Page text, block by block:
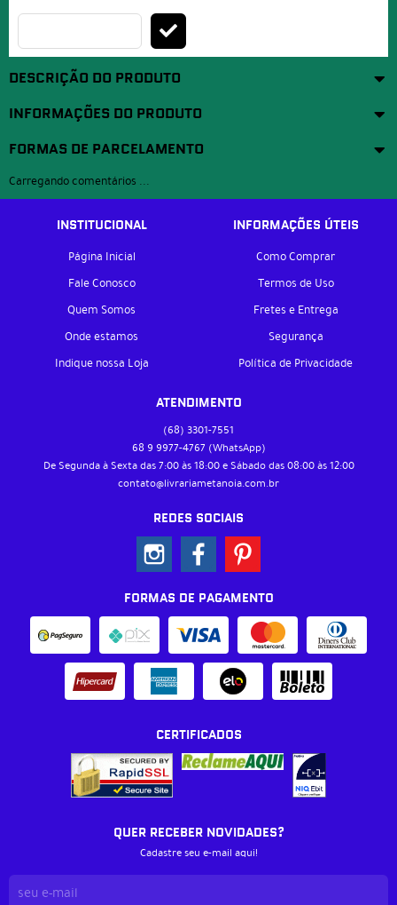
DESCRIÇÃO DO PRODUTO
INFORMAÇÕES DO PRODUTO
FORMAS DE PARCELAMENTO
Carregando comentários ...
INSTITUCIONAL
Página Inicial
Fale Conosco
Quem Somos
Onde estamos
Indique nossa Loja
INFORMAÇÕES ÚTEIS
Como Comprar
Termos de Uso
Fretes e Entrega
Segurança
Política de Privacidade
ATENDIMENTO
(68) 3301-7551
68 9 9977-4767 (WhatsApp)
De Segunda à Sexta das 7:00 às 18:00 e Sábado das 08:00 às 12:00
contato@livrariametanoia.com.br
REDES SOCIAIS
FORMAS DE PAGAMENTO
CERTIFICADOS
QUER RECEBER NOVIDADES?
Cadastre seu e-mail aqui!